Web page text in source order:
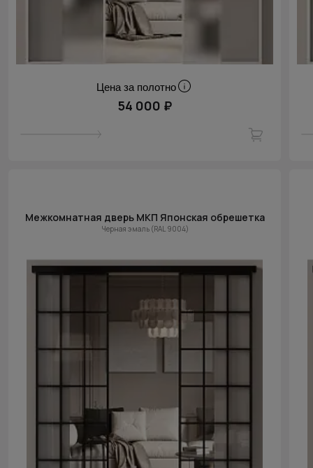
Цена за полотно
54 000 ₽
Межкомнатная дверь МКП Японская обрешетка
Черная эмаль (RAL 9004)